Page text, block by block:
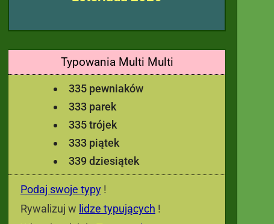
Typowania Multi Multi
335 pewniaków
333 parek
335 trójek
333 piątek
339 dziesiątek
Podaj swoje typy !
Rywalizuj w lidze typujących !